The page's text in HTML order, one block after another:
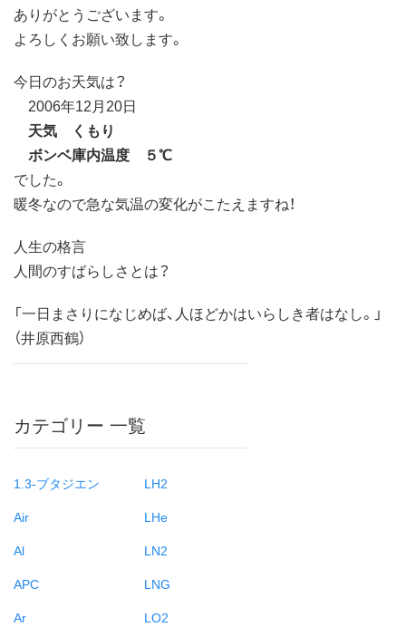
ありがとうございます。
よろしくお願い致します。
今日のお天気は？
2006年12月20日
天気 くもり
ボンベ庫内温度 ５℃
でした。
暖冬なので急な気温の変化がこたえますね！
人生の格言
人間のすばらしさとは？
「一日まさりになじめば、人ほどかはいらしき者はなし。」
（井原西鶴）
カテゴリー 一覧
1.3-ブタジエン
Air
Al
APC
Ar
LH2
LHe
LN2
LNG
LO2